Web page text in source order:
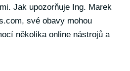
Jak upozorňuje Ing. Marek
své obavy mohou
několika online nástrojů a